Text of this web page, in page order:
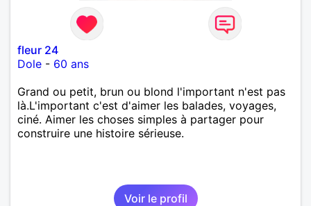
fleur 24
Dole - 60 ans
Grand ou petit, brun ou blond l'important n'est pas
là.L'important c'est d'aimer les balades, voyages,
ciné. Aimer les choses simples à partager pour
construire une histoire sérieuse.
Voir le profil